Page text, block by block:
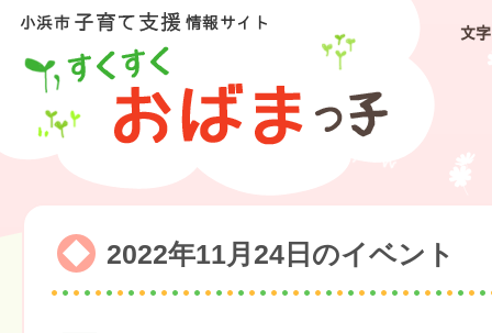
文
2022年11月24日のイベント